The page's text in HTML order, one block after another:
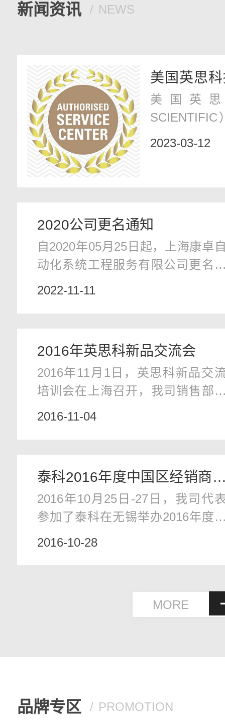
新闻资讯 NEWS
美国英思
我司
美国英思
直致力于消
命押在团队
2023-03-12
2020公司更名通知
自2020年05月25日起，上海康卓
动化系统工程服务有限公司更名
“上海康卓自动化设备有限公司”。
持不变。敬请告知，谢谢您一如
往的支持
2022-11-11
2016年英思科新品交流会
2016年11月1日，英思科新品交
培训会在上海召开，我司销售部
售后部参加了该培训。会上主要
2016-11-04
泰科2016年度中国区经销商
议
2016年10月25日-27日，我司代
参加了泰科在无锡举办2016年度
国区经销商大会并获得年度最佳
TYCO，全球最大的消防、安防
营公司，目前与江森自控合并)
2016-10-28
MORE
品牌专区 PROMOTION